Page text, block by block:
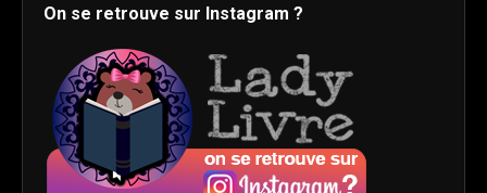
On se retrouve sur Instagram ?